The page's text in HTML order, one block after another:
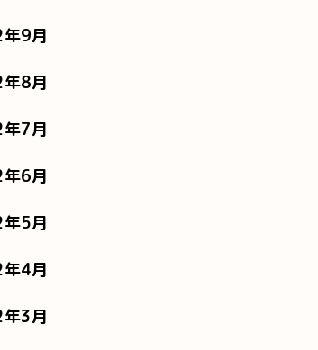
9月
8月
7月
6月
5月
4月
3月